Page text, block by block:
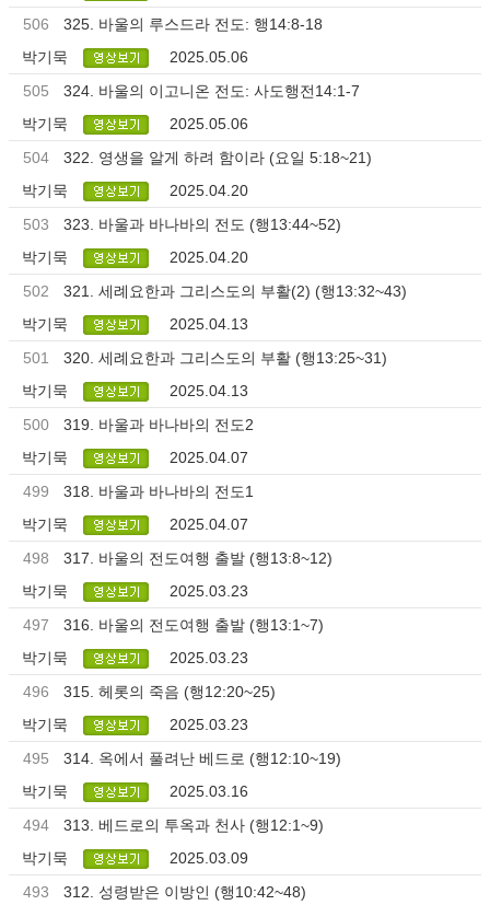
506
325. 바울의 루스드라 전도: 행14:8-18
박기묵
2025.05.06
505
324. 바울의 이고니온 전도: 사도행전14:1-7
박기묵
2025.05.06
504
322. 영생을 알게 하려 함이라 (요일 5:18~21)
박기묵
2025.04.20
503
323. 바울과 바나바의 전도 (행13:44~52)
박기묵
2025.04.20
502
321. 세례요한과 그리스도의 부활(2) (행13:32~43)
박기묵
2025.04.13
501
320. 세례요한과 그리스도의 부활 (행13:25~31)
박기묵
2025.04.13
500
319. 바울과 바나바의 전도2
박기묵
2025.04.07
499
318. 바울과 바나바의 전도1
박기묵
2025.04.07
498
317. 바울의 전도여행 출발 (행13:8~12)
박기묵
2025.03.23
497
316. 바울의 전도여행 출발 (행13:1~7)
박기묵
2025.03.23
496
315. 헤롯의 죽음 (행12:20~25)
박기묵
2025.03.23
495
314. 옥에서 풀려난 베드로 (행12:10~19)
박기묵
2025.03.16
494
313. 베드로의 투옥과 천사 (행12:1~9)
박기묵
2025.03.09
493
312. 성령받은 이방인 (행10:42~48)